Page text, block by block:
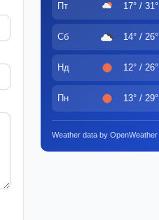
Пт 17° / 31°
Сб 14° / 26°
Нд 12° / 26°
Пн 13° / 29°
Weather data by OpenWeather